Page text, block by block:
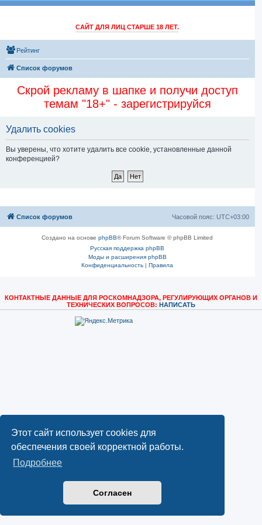
Этот сайт использует cookies для
обеспечения своей корректной работы.
Подробнее
Согласен
САЙТ ДЛЯ ЛИЦ СТАРШЕ 18 ЛЕТ.
Рейтинг
Список форумов
Скрой рекламу в шапке и получи доступ
темам "18+" - зарегистрируйся
Удалить cookies
Вы уверены, что хотите удалить все cookie, установленные данной
конференцией?
Список форумов Часовой пояс: UTC+03:00
Создано на основеphpBB® Forum Software © phpBB Limited
Русская поддержка phpBB
Моды и расширения phpBB
Конфиденциальность |Правила
КОНТАКТНЫЕ ДАННЫЕ ДЛЯ РОСКОМНАДЗОРА, РЕГУЛИРУЮЩИХ ОРГАНОВ И
ТЕХНИЧЕСКИХ ВОПРОСОВ: НАПИСАТЬ